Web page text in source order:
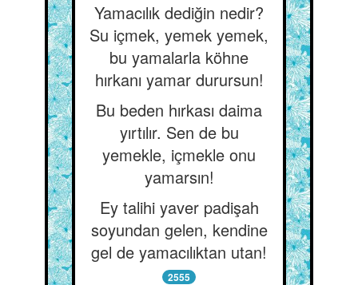
Yamacılık dediğin nedir?
Su içmek, yemek yemek,
bu yamalarla köhne
hırkanı yamar durursun!
Bu beden hırkası daima
yırtılır. Sen de bu
yemekle, içmekle onu
yamarsın!
Ey talihi yaver padişah
soyundan gelen, kendine
gel de yamacılıktan utan!
2555